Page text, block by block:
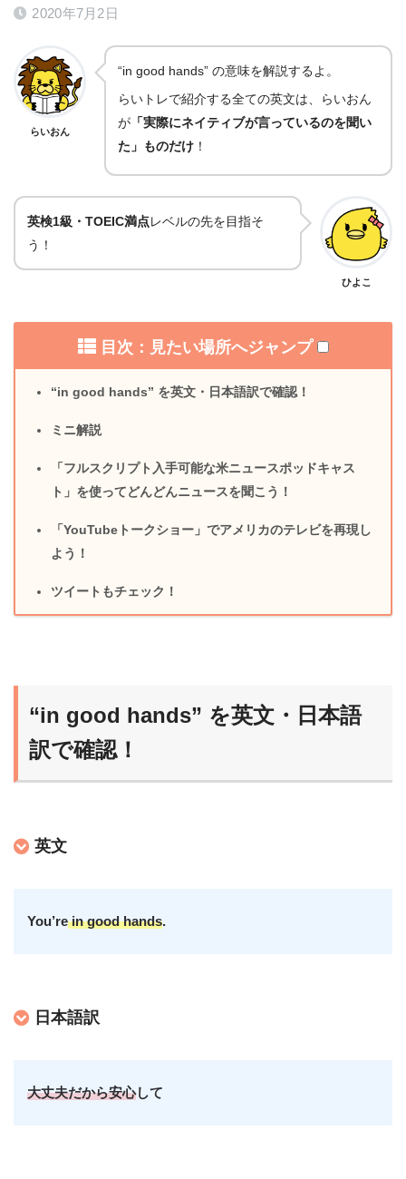
2020年7月2日
らいおん
“in good hands” の意味を解説するよ。
らいトレで紹介する全ての英文は、らいおん
が 「実際にネイティブが言っているのを聞い
た」ものだけ ！
英検1級・TOEIC満点レベルの先を目指そ
う！
ひよこ
目次：見たい場所へジャンプ
“in good hands” を英文・日本語訳で確認！
ミニ解説
「フルスクリプト入手可能な米ニュースポッドキャス
ト」を使ってどんどんニュースを聞こう！
「YouTubeトークショー」でアメリカのテレビを再現し
よう！
ツイートもチェック！
“in good hands” を英文・日本語
訳で確認！
英文
You’rein good hands.
日本語訳
大丈夫だから安心して